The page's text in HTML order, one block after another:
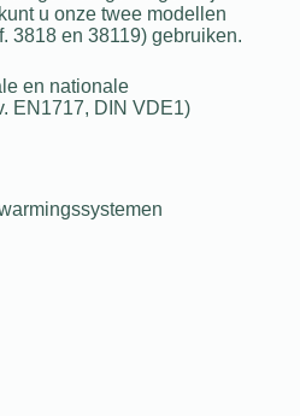
u onze twee modellen
3818 en 38119) gebruiken.
en nationale
EN1717, DIN VDE1)